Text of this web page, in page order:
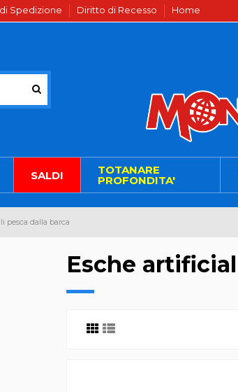
Spedizione Diritto di Recesso Home
SALDI TOTANARE
PROFONDITA'
pesca dalla barca
Esche